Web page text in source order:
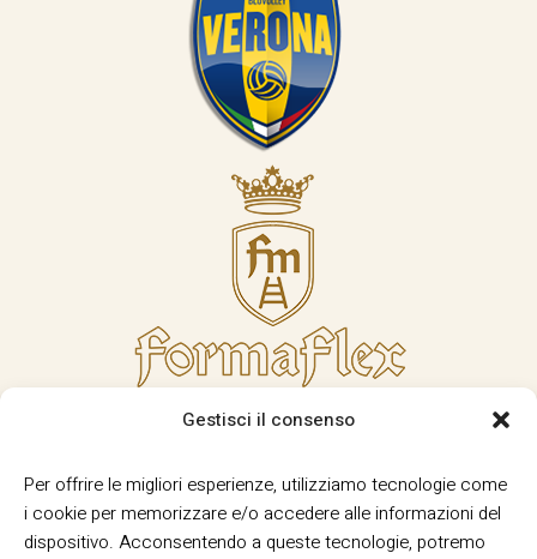
Gestisci il consenso
Per offrire le migliori esperienze, utilizziamo tecnologie come
i cookie per memorizzare e/o accedere alle informazioni del
dispositivo. Acconsentendo a queste tecnologie, potremo